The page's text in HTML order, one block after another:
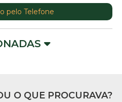
pelo Telefone
O QUE PROCURAVA?